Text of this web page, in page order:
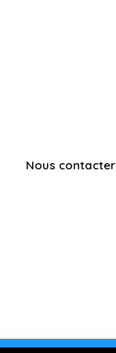
Nous contacter